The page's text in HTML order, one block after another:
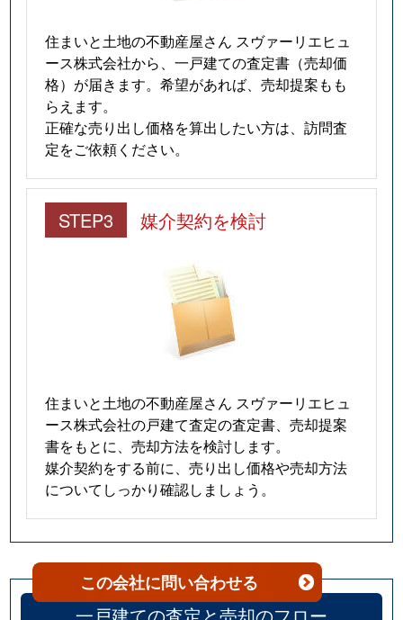
住まいと土地の不動産屋さん スヴァーリエヒュ
ース株式会社から、一戸建ての査定書（売却価
格）が届きます。希望があれば、売却提案もも
らえます。
正確な売り出し価格を算出したい方は、訪問査
定をご依頼ください。
STEP3 媒介契約を検討
住まいと土地の不動産屋さん スヴァーリエヒュ
ース株式会社の戸建て査定の査定書、売却提案
書をもとに、売却方法を検討します。
媒介契約をする前に、売り出し価格や売却方法
についてしっかり確認しましょう。
この会社に問い合わせる